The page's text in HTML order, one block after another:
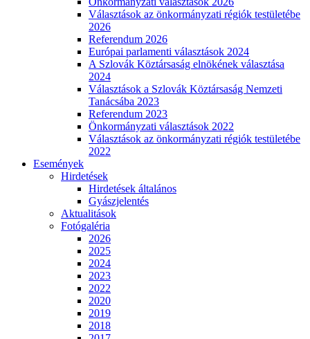
Választások az önkormányzati régiók testületébe
2026
Referendum 2026
Európai parlamenti választások 2024
A Szlovák Köztársaság elnökének választása
2024
Választások a Szlovák Köztársaság Nemzeti
Tanácsába 2023
Referendum 2023
Önkormányzati választások 2022
Választások az önkormányzati régiók testületébe
2022
Események
Hirdetések
Hirdetések általános
Gyászjelentés
Aktualitások
Fotógaléria
2026
2025
2024
2023
2022
2020
2019
2018